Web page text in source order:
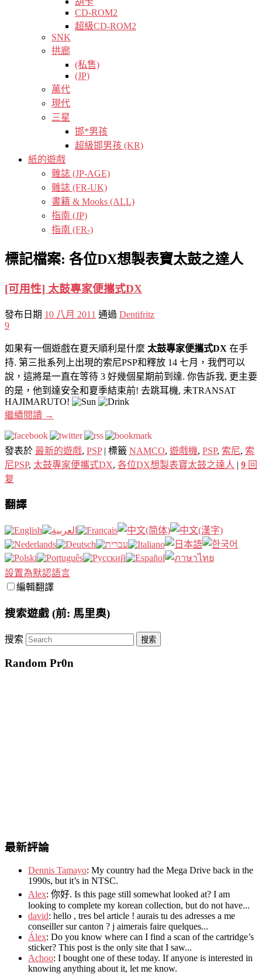
CD-ROM2
超級CD-ROM2
SNK
拱廊
(私售)
(JP)
萬代
現代
三星
邯*男孩
超級邯男孩 (KR)
紙的遊戲
雜誌 (JP-AGE)
雜誌 (FR-UK)
書籍 & Mooks (ALL)
指南 (JP)
指南 (FR-)
標記檔案: 各位DX想製表寶太鼓之達人
[可用性] 太鼓專家便攜式DX
發布日期 10 八月 2011 通過 Dentifritz
9
如果有一個遊戲在夏天順利是什麼 太鼓專家便攜式DX 在手
持. 第三批系列上出現的索尼PSP和釋放 14 七月，我們可以
說，這將是一直在等待 3 好幾個星期前到達. 你告訴我, 更主要
的是，他到達安全和夏季結束前! 去跳耳機, 未TRANSAT
HAJIMARUTO!
繼續閱讀 →
發表於 最新的遊戲, PSP | 標籤 NAMCO, 遊戲機, PSP, 索尼, 索
尼PSP, 太鼓專家便攜式DX, 各位DX想製表寶太鼓之達人 | 9 回
复
翻譯
設置為默認語言
編輯翻譯
搜索遊戲 (前: 馬里奧)
搜索
Random Pr0n
最新評論
Dennis Tamayo: My country had the Mega Drive back in the
1990s, but it’s in NTSC.
Alex: 你好. Is this page still somewhat looked at? I am
looking to complete my korean collection, but do not have...
david: hello , tres bel article ! aurais tu des adresses a me
conseiller sur canton ? j aimerais faire quelques...
Álex: Do you know where can I find a scan of the cartridge’s
sticker? This post is the only site that I saw...
Achoo: I bought one of these today. If anyone is interested in
knowing anything about it, let me know.